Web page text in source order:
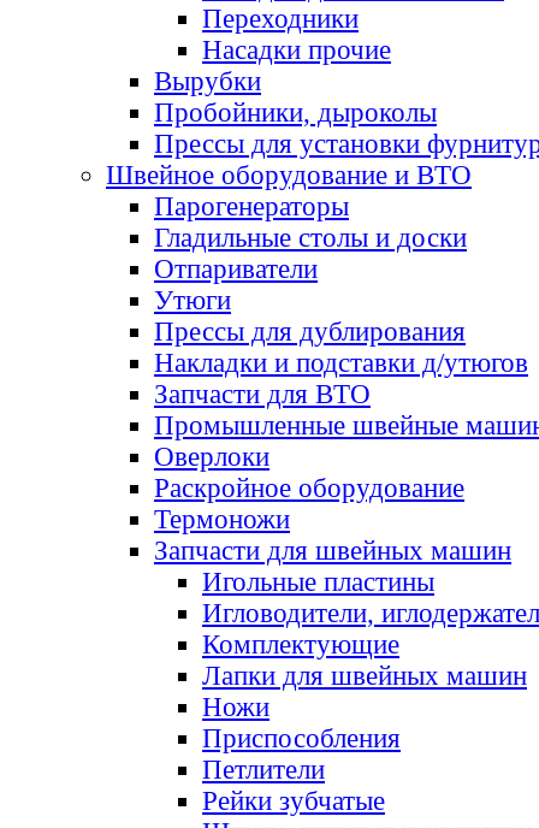
Переходники
Насадки прочие
Вырубки
Пробойники, дыроколы
Прессы для установки
Швейное оборудование и ВТО
Парогенераторы
Гладильные столы и доски
Отпариватели
Утюги
Прессы для дублирования
Накладки и подставки д/утюгов
Запчасти для ВТО
Промышленные швейные
Оверлоки
Раскройное оборудование
Термоножи
Запчасти для швейных машин
Игольные пластины
Игловодители,
Комплектующие
Лапки для швейных машин
Ножи
Приспособления
Петлители
Рейки зубчатые